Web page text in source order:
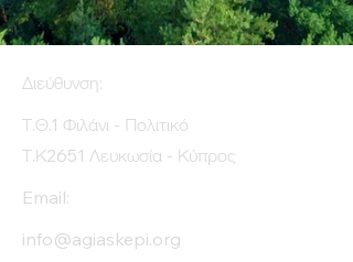
Διεύθυνση:
Τ.Θ.1 Φιλάνι - Πολιτικό
Τ.Κ2651 Λευκωσία - Κύπρος
Email:
info@agiaskepi.org